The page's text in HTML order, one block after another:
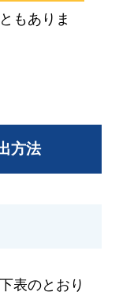
もありま
方法
表のとおり